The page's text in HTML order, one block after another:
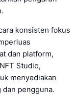
konsisten fokus
dan platform,
Studio,
menyediakan
pengguna.